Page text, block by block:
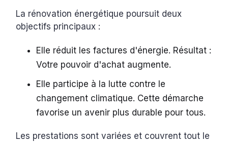
La rénovation énergétique poursuit deux
objectifs principaux :
Elle réduit les factures d'énergie. Résultat :
Votre pouvoir d'achat augmente.
Elle participe à la lutte contre le
changement climatique. Cette démarche
favorise un avenir plus durable pour tous.
Les prestations sont variées et couvrent tout le